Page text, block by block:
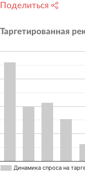
Поделиться
Таргетированная
Динамика спроса на